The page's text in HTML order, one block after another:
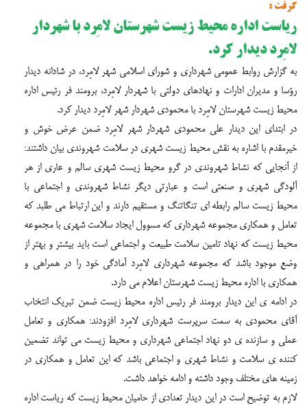
گرفت :
ریاست اداره محیط زیست شهرستان لامِرد با شهردار
لامِرد دیدار کرد.
به گزارش روابط عمومی شهرداری و شورای اسلامی شهر لامِرد، در شادانه دیدار
رؤسا و مدیران ادارات و نهادهای دولتی با شهردار لامِرد، برومند فر رئیس اداره
محیط زیست شهرستان لامِرد با محمودی شهردار شهر لامِرد دیدار کرد.
در ابتدای این دیدار علی محمودی شهردار شهر لامِرد ضمن عرض خوش و
خیرمقدم با اشاره به نقش محیط زیست شهری در سلامت شهروندی بیان داشتند:
از آنجایی که نشاط شهروندی در گرو محیط زیست شهری سالم و عاری از هر
آلودگی شهری و صنعتی است و عبارتی دیگر نشاط شهروندی و اجتماعی با
محیط زیست سالم رابطه ای تنگاتنگ و مستقیم دارند و این ارتباط می طلبد که
تعامل و همکاری مجموعه شهرداری که مسوول ایجاد سلامت شهری با مجموعه
محیط زیست که نهاد تامین سلامت طبیعت و اجتماعی است باید بیشتر و بهتر از
وضع موجود باشد که مجموعه شهرداری لامِرد آمادگی خود را در همراهی و
همکاری با اداره محیط زیست شهرستان اعلام می دارد.
در ادامه ی این دیدار برومند فر رئیس اداره محیط زیست ضمن تبریک انتخاب
آقای محمودی به سمت سرپرست شهرداری لامِرد افزودند: همکاری و تعامل
عملی و سازنده ی دو نهاد اجتماعی شهرداری و محیط زیست می تواند تضمین
کننده ی سلامت و نشاط شهری و اجتماعی باشد که این تعامل و همکاری در
زمینه های مختلف وجود داشته و ادامه خواهد داشت.
لازم به توضیح است در این دیدار تعدادی از حامیان محیط زیست که ریاست اداره